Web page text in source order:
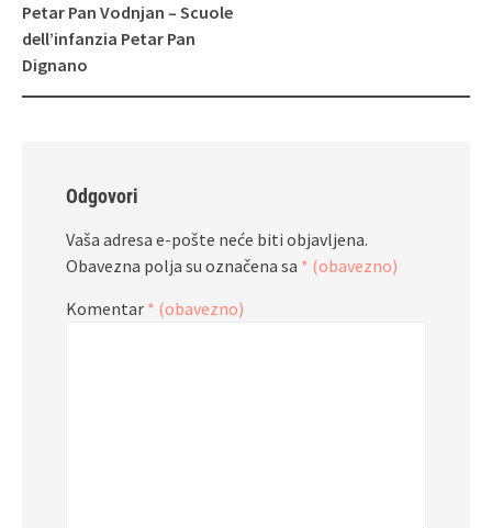
Petar Pan Vodnjan – Scuole
dell’infanzia Petar Pan
Dignano
Odgovori
Vaša adresa e-pošte neće biti objavljena.
Obavezna polja su označena sa * (obavezno)
Komentar * (obavezno)